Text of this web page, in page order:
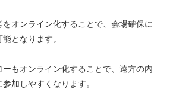
オンライン化することで、会場確保に
となります。
もオンライン化することで、遠方の内
加しやすくなります。